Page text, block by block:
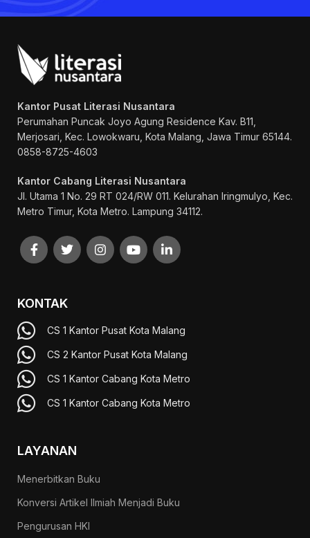
Kantor Pusat Literasi Nusantara
Perumahan Puncak Joyo Agung Residence Kav. B11,
Merjosari, Kec. Lowokwaru, Kota Malang, Jawa Timur 65144.
0858-8725-4603
Kantor Cabang Literasi Nusantara
Jl. Utama 1 No. 29 RT 024/RW 011. Kelurahan Iringmulyo, Kec.
Metro Timur, Kota Metro. Lampung 34112.
KONTAK
CS 1 Kantor Pusat Kota Malang
CS 2 Kantor Pusat Kota Malang
CS 1 Kantor Cabang Kota Metro
CS 1 Kantor Cabang Kota Metro
LAYANAN
Menerbitkan Buku
Konversi Artikel Ilmiah Menjadi Buku
Pengurusan HKI